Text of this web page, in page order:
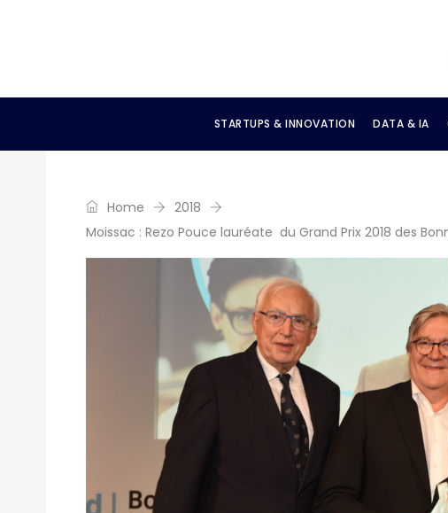
STARTUPS & INNOVATION DATA & IA
Home
2018
Moissac : Rezo Pouce lauréate du Grand Prix 2018 des